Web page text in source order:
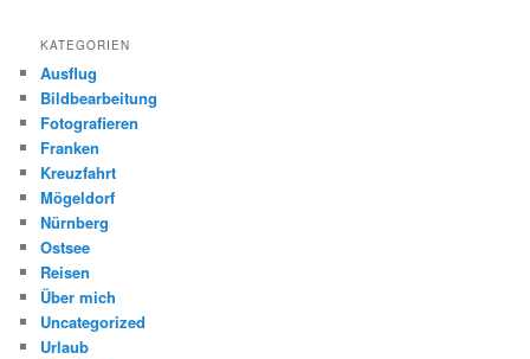
KATEGORIEN
Ausflug
Bildbearbeitung
Fotografieren
Franken
Kreuzfahrt
Mögeldorf
Nürnberg
Ostsee
Reisen
Über mich
Uncategorized
Urlaub